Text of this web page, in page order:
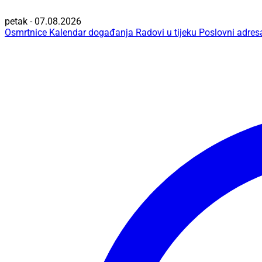
petak - 07.08.2026
Osmrtnice Kalendar događanja Radovi u tijeku Poslovni